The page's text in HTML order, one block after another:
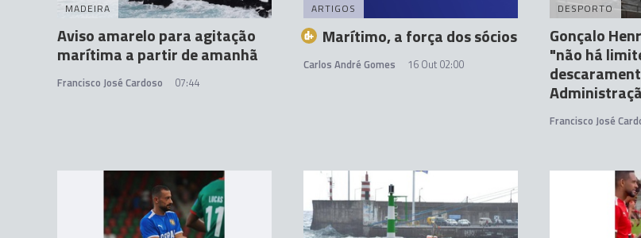
MADEIRA
Aviso amarelo para agitação
marítima a partir de amanhã
Francisco José Cardoso 07:44
ARTIGOS
Marítimo, a força dos sócios
Carlos André Gomes 16 Out 02:00
DESPORTO
Gonçalo
"não há
Francisco José